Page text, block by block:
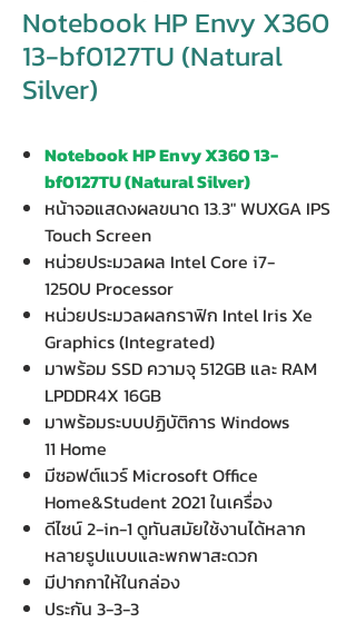
Notebook HP Envy X360
13-bf0127TU (Natural
Silver)
Notebook HP Envy X360 13-
bf0127TU (Natural Silver)
หน้าจอแสดงผลขนาด 13.3" WUXGA IPS
Touch Screen
หน่วยประมวลผล Intel Core i7-
1250U Processor
หน่วยประมวลผลกราฟิก Intel Iris Xe
Graphics (Integrated)
มาพร้อม SSD ความจุ 512GB และ RAM
LPDDR4X 16GB
มาพร้อมระบบปฏิบัติการ Windows
11 Home
มีซอฟต์แวร์ Microsoft Office
Home&Student 2021 ในเครื่อง
ดีไซน์ 2-in-1 ดูทันสมัยใช้งานได้หลาก
หลายรูปแบบและพกพาสะดวก
มีปากกาให้ในกล่อง
ประกัน 3-3-3